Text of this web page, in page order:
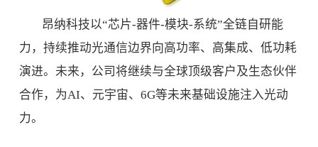
昂纳科技以“芯片-器件-模块-系统”全链自研能
力，持续推动光通信边界向高功率、高集成、低功耗
演进。未来，公司将继续与全球顶级客户及生态伙伴
合作，为AI、元宇宙、6G等未来基础设施注入光动
力。